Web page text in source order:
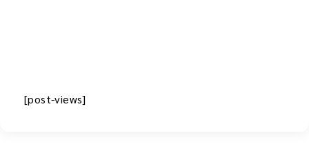
[post-views]